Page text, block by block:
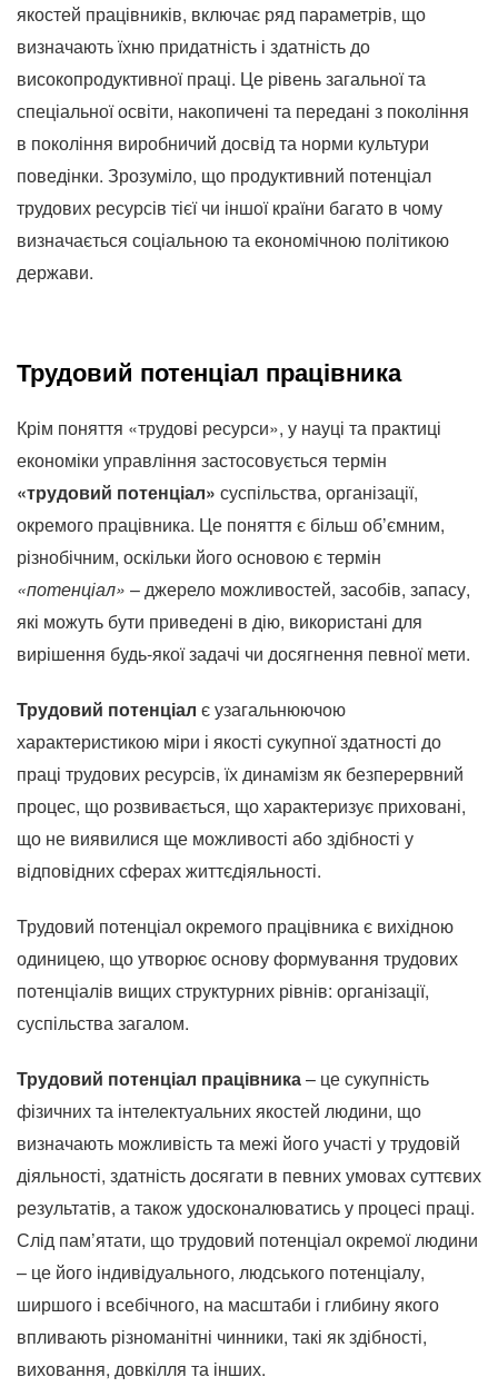
якостей працівників, включає ряд параметрів, що
визначають їхню придатність і здатність до
високопродуктивної праці. Це рівень загальної та
спеціальної освіти, накопичені та передані з покоління
в покоління виробничий досвід та норми культури
поведінки. Зрозуміло, що продуктивний потенціал
трудових ресурсів тієї чи іншої країни багато в чому
визначається соціальною та економічною політикою
держави.
Трудовий потенціал працівника
Крім поняття «трудові ресурси», у науці та практиці
економіки управління застосовується термін
«трудовий потенціал» суспільства, організації,
окремого працівника. Це поняття є більш об’ємним,
різнобічним, оскільки його основою є термін
«потенціал» – джерело можливостей, засобів, запасу,
які можуть бути приведені в дію, використані для
вирішення будь-якої задачі чи досягнення певної мети.
Трудовий потенціал є узагальнюючою
характеристикою міри і якості сукупної здатності до
праці трудових ресурсів, їх динамізм як безперервний
процес, що розвивається, що характеризує приховані,
що не виявилися ще можливості або здібності у
відповідних сферах життєдіяльності.
Трудовий потенціал окремого працівника є вихідною
одиницею, що утворює основу формування трудових
потенціалів вищих структурних рівнів: організації,
суспільства загалом.
Трудовий потенціал працівника– це сукупність
фізичних та інтелектуальних якостей людини, що
визначають можливість та межі його участі у трудовій
діяльності, здатність досягати в певних умовах суттєвих
результатів, а також удосконалюватись у процесі праці.
Слід пам’ятати, що трудовий потенціал окремої людини
– це його індивідуального, людського потенціалу,
ширшого і всебічного, на масштаби і глибину якого
впливають різноманітні чинники, такі як здібності,
виховання, довкілля та інших.